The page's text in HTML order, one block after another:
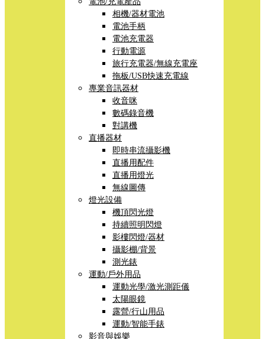
相機/器材電池
電池手柄
電池充電器
行動電源
旅行充電器/無線充電座
拖板/USB快速充電線
專業音訊器材
收音咪
數碼錄音機
對講機
直播器材
即時串流攝影機
直播用配件
直播用燈光
無線圖傳
燈光設備
機頂閃光燈
持續照明閃燈
影樓閃燈/器材
攝影棚/背景
測光錶
運動/戶外用品
運動光學/激光測距儀
太陽眼鏡
露營/行山用品
運動/智能手錶
影音與娛樂